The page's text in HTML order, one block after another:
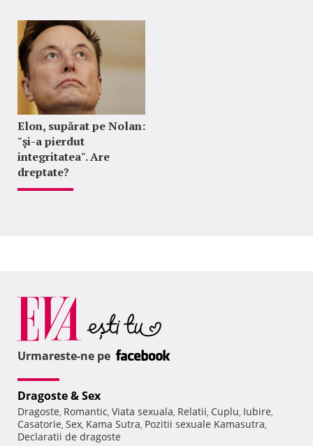
Elon, supărat pe Nolan:
"şi-a pierdut
integritatea". Are
dreptate?
Urmareste-ne pe
Dragoste & Sex
Dragoste, Romantic, Viata sexuala, Relatii, Cuplu, Iubire,
Casatorie, Sex, Kama Sutra, Pozitii sexuale Kamasutra,
Declaratii de dragoste